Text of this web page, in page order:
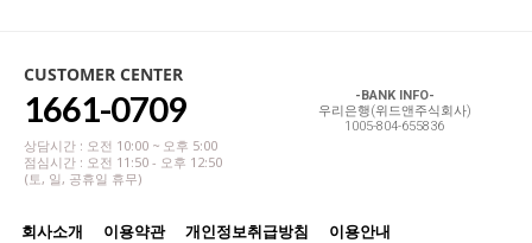
CUSTOMER CENTER
1661-0709
상담시간 : 오전 10:00 ~ 오후 5:00
점심시간 : 오전 11:50 - 오후 12:50
(토, 일, 공휴일 휴무)
-BANK INFO-
우리은행(위드앤주식회사)
1005-804-655836
회사소개 이용약관 개인정보취급방침 이용안내